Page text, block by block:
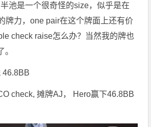
池是一个很奇怪的size，似乎是在
牌力，one pair在这个牌面上还有价
check raise怎么办？当然我的牌也
。
46.8BB
check, 摊牌AJ， Hero赢下46.8BB